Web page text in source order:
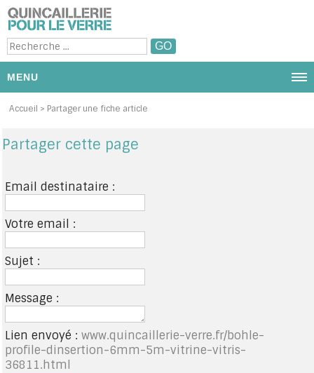
MENU
NOUS CONTACTER
PRODUITS ET CATÉGORIE
PAR MARQUES
MON PANIER
MON COMPTE / SE CONNECTER
A PROPOS DE LA LIVRAISON
Accueil > Partager une fiche article
Partager cette page
Email destinataire :
Votre email :
Sujet :
Message :
Lien envoyé : www.quincaillerie-verre.fr/bohle-
profile-dinsertion-6mm-5m-vitrine-vitris-
36811.html